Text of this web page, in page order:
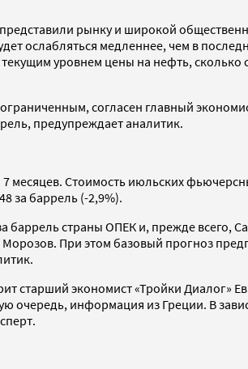
рынку и широкой
ослабляться медленнее, чем в
уровнем цены на нефть,
согласен главный
предупреждает аналитик.
месяцев. Стоимость июльских
за баррель (-2,9%).
баррель страны ОПЕК и, прежде всего,
При этом базовый прогноз
старший экономист «Тройки Диалог»
очередь, информация из Греции. В